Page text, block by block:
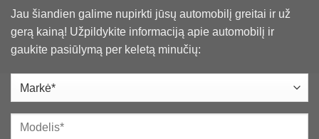
Jau šiandien galime nupirkti jūsų automobilį greitai ir už
gerą kainą​! Užpildykite informaciją apie automobilį ir
gaukite pasiūlymą per keletą minučių: